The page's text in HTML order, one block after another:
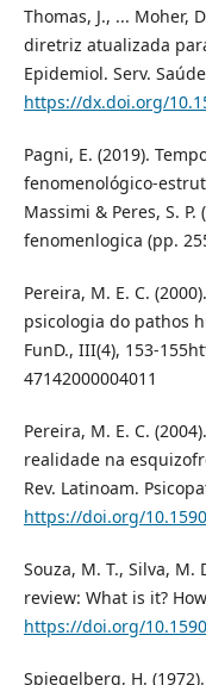
Thomas, J., ... Moher,
diretriz atualizada
Epidemiol. Serv.
https://dx.doi.org/
Pagni, E. (2019).
fenomenológico-
Massimi & Peres, S.
fenomenlogica (pp.
Pereira, M. E. C.
psicologia do pathos
FunD., III(4), 153-
47142000004011
Pereira, M. E. C.
realidade na
Rev. Latinoam.
https://doi.org/
Souza, M. T., Silva, M.
review: What is it?
https://doi.org/
Spiegelberg, H.